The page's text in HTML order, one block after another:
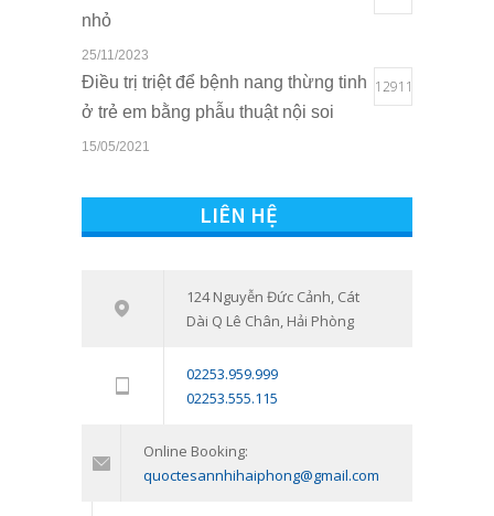
nhỏ
25/11/2023
Điều trị triệt để bệnh nang thừng tinh
ở trẻ em bằng phẫu thuật nội soi
12911
15/05/2021
BHYT tại Bệnh viện Quốc tế Sản
Nhi Hải Phòng
Tham vấn – Trị liệu tâm lý trẻ em và
trẻ vị thành niên: Đồng hành cùng
tâm lý
LIÊN HỆ
124 Nguyễn Đức Cảnh, Cát
Dài Q Lê Chân, Hải Phòng
02253.959.999
02253.555.115
Online Booking:
quoctesannhihaiphong@gmail.com